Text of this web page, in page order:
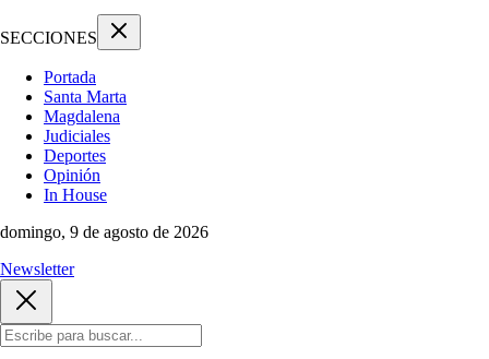
SECCIONES
Portada
Santa Marta
Magdalena
Judiciales
Deportes
Opinión
In House
domingo, 9 de agosto de 2026
Newsletter